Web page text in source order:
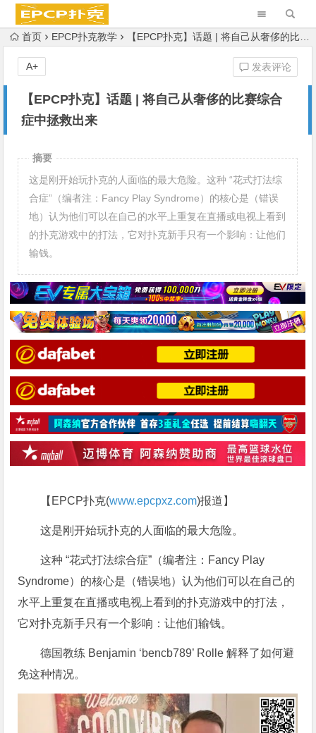
首页 EPCP扑克教学 【EPCP扑克】话题 | 将自己从奢侈的比赛综合症中拯救出来
【EPCP扑克】话题 | 将自己从奢侈的比赛综合
症中拯救出来
发表评论
A+
摘要
这是刚开始玩扑克的人面临的最大危险。这种 “花式打法综
合症”（编者注：Fancy Play Syndrome）的核心是（错误
地）认为他们可以在自己的水平上重复在直播或电视上看到
的扑克游戏中的打法，它对扑克新手只有一个影响：让他们
输钱。
【EPCP扑克(www.epcpxz.com)报道】
这是刚开始玩扑克的人面临的最大危险。
这种 “花式打法综合症”（编者注：Fancy Play
Syndrome）的核心是（错误地）认为他们可以在自己的
水平上重复在直播或电视上看到的扑克游戏中的打法，
它对扑克新手只有一个影响：让他们输钱。
德国教练 Benjamin ‘bencb789’ Rolle 解释了如何避
免这种情况。